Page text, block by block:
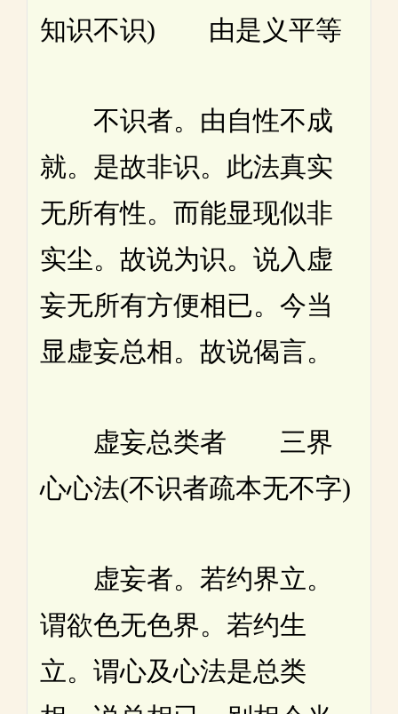
知识不识) 由是义平等
不识者。由自性不成
就。是故非识。此法真实
无所有性。而能显现似非
实尘。故说为识。说入虚
妄无所有方便相已。今当
显虚妄总相。故说偈言。
虚妄总类者 三界
心心法(不识者疏本无不字)
虚妄者。若约界立。
谓欲色无色界。若约生
立。谓心及心法是总类